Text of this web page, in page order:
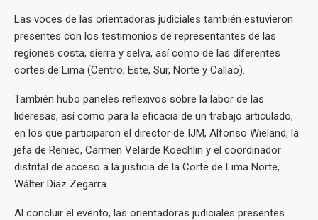
Las voces de las orientadoras judiciales también estuvieron
presentes con los testimonios de representantes de las
regiones costa, sierra y selva, así como de las diferentes
cortes de Lima (Centro, Este, Sur, Norte y Callao).
También hubo paneles reflexivos sobre la labor de las
lideresas, así como para la eficacia de un trabajo articulado,
en los que participaron el director de IJM, Alfonso Wieland, la
jefa de Reniec, Carmen Velarde Koechlin y el coordinador
distrital de acceso a la justicia de la Corte de Lima Norte,
Wálter Díaz Zegarra.
Al concluir el evento, las orientadoras judiciales presentes